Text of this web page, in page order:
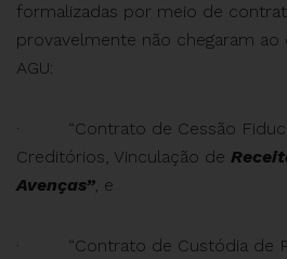
formalizadas por meio de
provavelmente não chegaram
AGU:
· “Contrato de Cessão
Creditórios, Vinculação de
Avenças”, e
· “Contrato de Custódia de